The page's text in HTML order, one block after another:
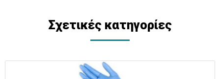
Σχετικές κατηγορίες